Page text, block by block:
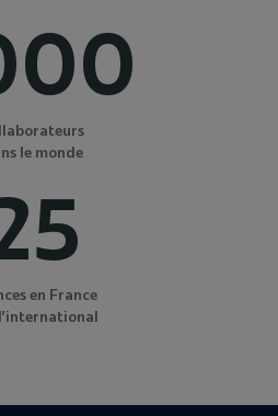
le monde
en France